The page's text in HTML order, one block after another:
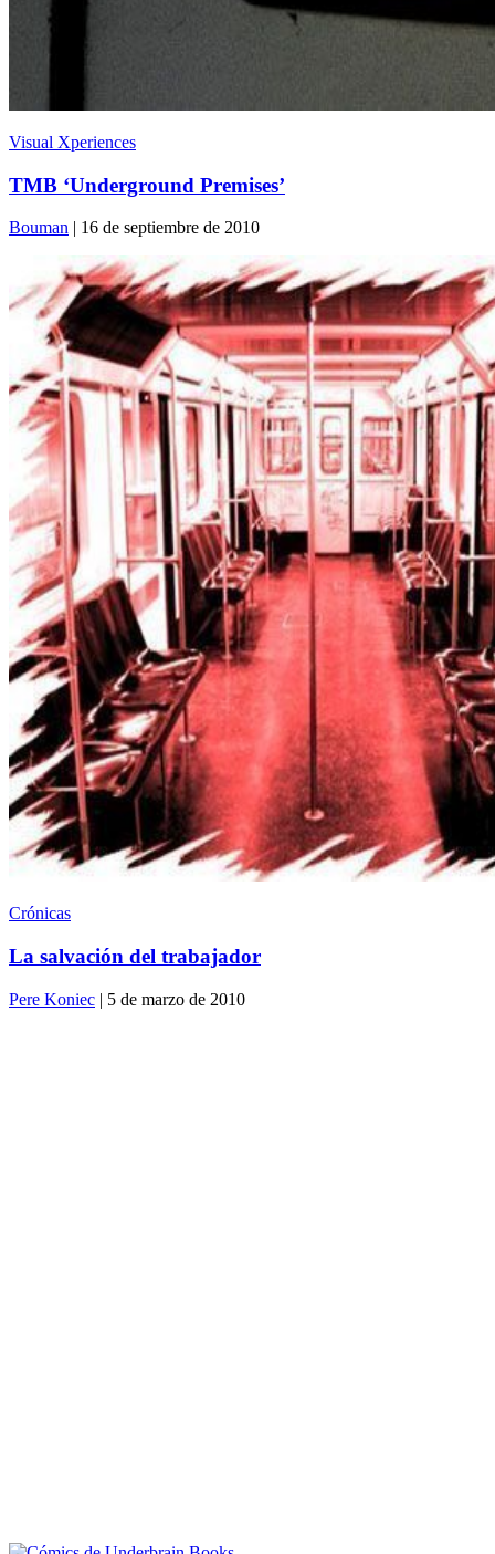
Visual Xperiences
TMB ‘Underground Premises’
Bouman | 16 de septiembre de 2010
Crónicas
La salvación del trabajador
Pere Koniec | 5 de marzo de 2010